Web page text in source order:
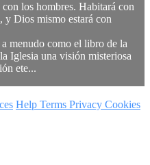
los hombres. Habitará con
y Dios mismo estará con
menudo como el libro de la
Iglesia una visión misteriosa
ete...
Help Terms Privacy Cookies